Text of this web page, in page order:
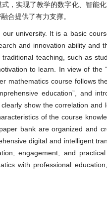
，实现了教学的数字化、智能
合提供了有力支撑。
university. It is a basic
and innovation ability and
teaching, such as
to learn. In view of the
mathematics course follows
education”, and
show the correlation and
of the course
bank are organized and
digital and intelligent
engagement, and practical
with professional